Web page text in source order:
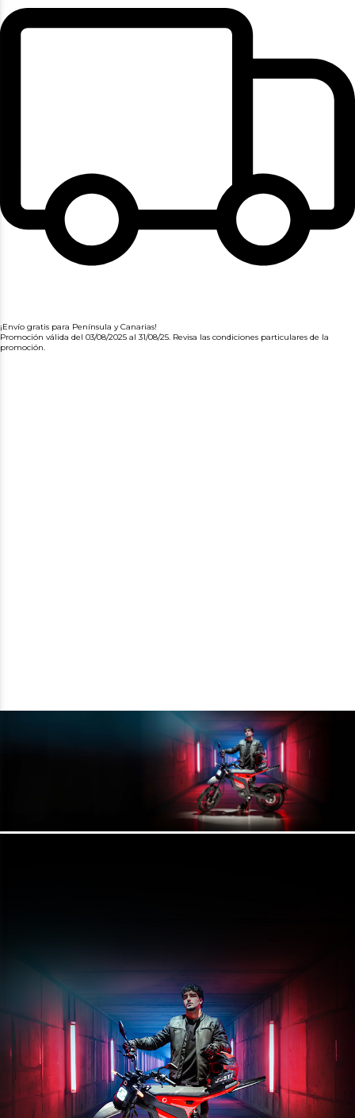
¡Envío gratis para Península y Canarias!
Promoción válida del 03/08/2025 al 31/08/25. Revisa las condiciones particulares de la
promoción.